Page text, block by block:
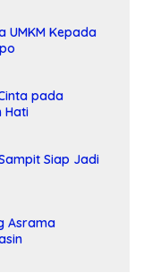
UMKM Kepada
pada
Hati
Siap Jadi
Asrama